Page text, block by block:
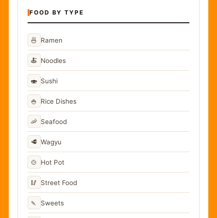
FOOD BY TYPE
🍜 Ramen
🍝 Noodles
🍣 Sushi
🍚 Rice Dishes
🦐 Seafood
🥩 Wagyu
🍲 Hot Pot
🥢 Street Food
🍡 Sweets